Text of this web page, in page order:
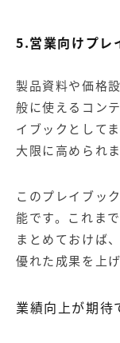
5.営業向けプレ
製品資料や価格
般に使えるコン
イブックとして
大限に高められま
このプレイブッ
能です。これま
まとめておけば
優れた成果を上
業績向上が期待